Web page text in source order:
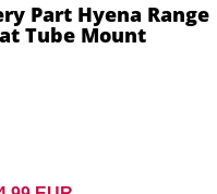
Part Hyena Range
Tube Mount